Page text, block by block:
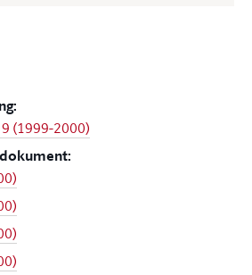
9 (1999-2000)